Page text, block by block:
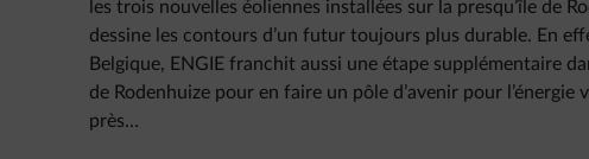
les trois nouvelles éoliennes installées sur la presqu’île de
dessine les contours d’un futur toujours plus durable. En
Belgique, ENGIE franchit aussi une étape supplémentaire
de Rodenhuize pour en faire un pôle d’avenir pour
près…